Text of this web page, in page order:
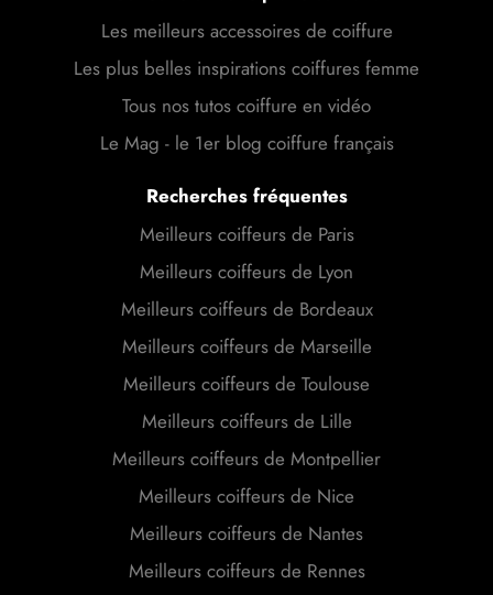
Les meilleurs accessoires de coiffure
Les plus belles inspirations coiffures femme
Tous nos tutos coiffure en vidéo
Le Mag - le 1er blog coiffure français
Recherches fréquentes
Meilleurs coiffeurs de Paris
Meilleurs coiffeurs de Lyon
Meilleurs coiffeurs de Bordeaux
Meilleurs coiffeurs de Marseille
Meilleurs coiffeurs de Toulouse
Meilleurs coiffeurs de Lille
Meilleurs coiffeurs de Montpellier
Meilleurs coiffeurs de Nice
Meilleurs coiffeurs de Nantes
Meilleurs coiffeurs de Rennes